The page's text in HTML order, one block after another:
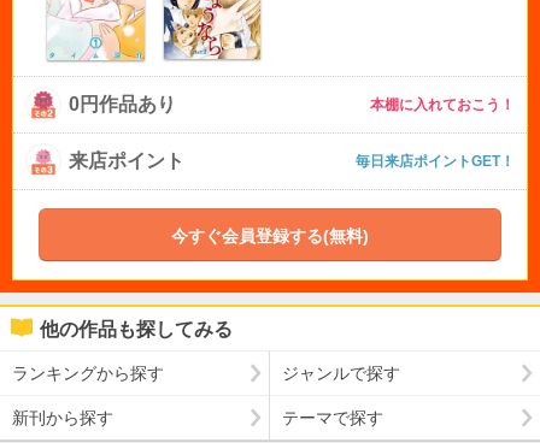
0円作品あり 本棚に入れておこう！
来店ポイント 毎日来店ポイントGET！
今すぐ会員登録する(無料)
他の作品も探してみる
ランキングから探す ジャンルで探す
新刊から探す テーマで探す